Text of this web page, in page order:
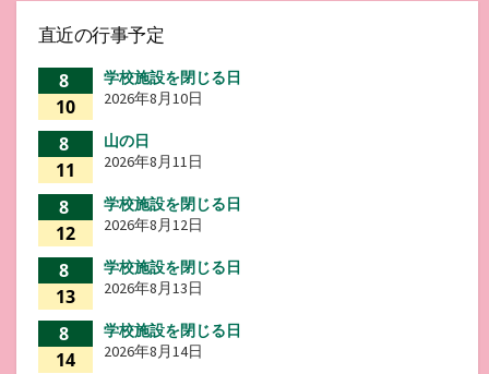
直近の行事予定
8
10
学校施設を閉じる日
2026年8月10日
8
11
山の日
2026年8月11日
8
12
学校施設を閉じる日
2026年8月12日
8
13
学校施設を閉じる日
2026年8月13日
8
14
学校施設を閉じる日
2026年8月14日